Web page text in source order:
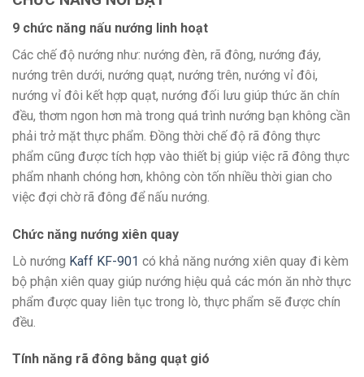
9 chức năng nấu nướng linh hoạt
Các chế độ nướng như: nướng đèn, rã đông, nướng đáy,
nướng trên dưới, nướng quạt, nướng trên, nướng vỉ đôi,
nướng vỉ đôi kết hợp quạt, nướng đối lưu giúp thức ăn chín
đều, thơm ngon hơn mà trong quá trình nướng bạn không cần
phải trở mặt thực phẩm. Đồng thời chế độ rã đông thực
phẩm cũng được tích hợp vào thiết bị giúp việc rã đông thực
phẩm nhanh chóng hơn, không còn tốn nhiều thời gian cho
việc đợi chờ rã đông để nấu nướng.
Chức năng nướng xiên quay
Lò nướng Kaff KF-901 có khả năng nướng xiên quay đi kèm
bộ phận xiên quay giúp nướng hiệu quả các món ăn nhờ thực
phẩm được quay liên tục trong lò, thực phẩm sẽ được chín
đều.
Tính năng rã đông bằng quạt gió